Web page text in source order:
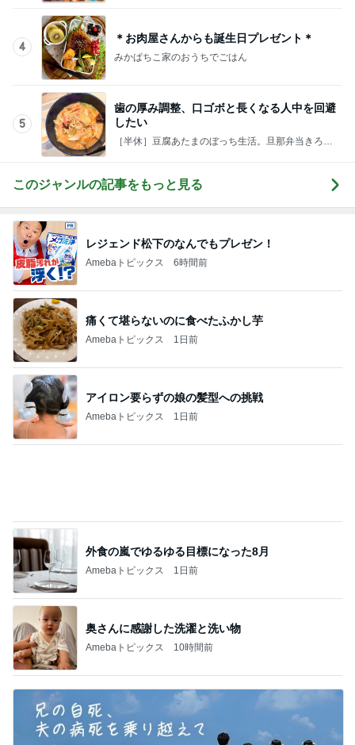
このジャンルの記事をもっと見る
レジェンド松下のなんでもプレゼン！
Amebaトピックス 6時間前
Amebaトピックス 1日前
アイロン要らずの娘の髪型への挑戦
Amebaトピックス 1日前
外食の嵐でゆるゆる目標になった8月
Amebaトピックス 1日前
人生は喪失の積み重ねであること
Amebaトピックス 22時間前